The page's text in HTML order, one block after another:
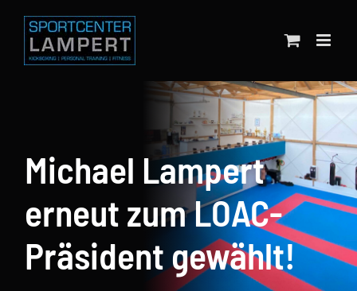
Inhalt
springen
Michael Lampert
erneut zum LOAC-
Präsident gewählt!